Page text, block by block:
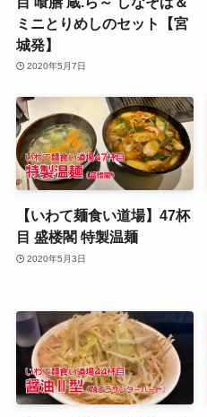
ミニとりめしのセット【宮
城発】
2020年5月7日
【いわて麺食い道場】47杯
目 盛楼閣 特製温麺
2020年5月3日